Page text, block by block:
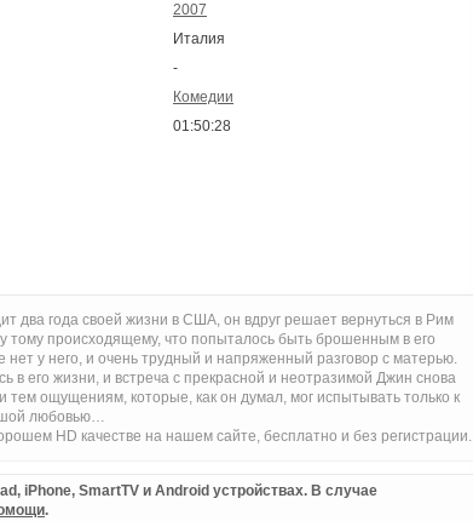
2007
Италия
-
Комедии
01:50:28
два года своей жизни в США, он вдруг решает вернуться в Рим
тому происходящему, что попыталось быть брошенным в его
нет у него, и очень трудный и напряженный разговор с матерью.
в его жизни, и встреча с прекрасной и неотразимой Джин снова
тем ощущениям, которые, как он думал, мог испытывать только к
любовью…
HD качестве на нашем сайте, бесплатно и без регистрации.
iPhone, SmartTV и Android устройствах. В случае
.